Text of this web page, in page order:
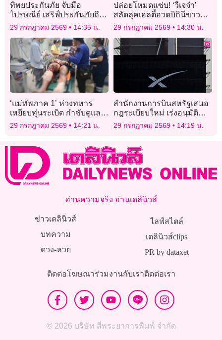
ทิพยประกันภัย จับมือ
ไปรษณีย์ เสริฟ์ประกันภัยถึง
มือชาวบ้าน รุกตลาดลูกค้า
รายย่อย
29 กรกฎาคม 2569 14:35 น.
ปล่อยโหมดแซ่บ! ‘วีเจจ๋า’
สลัดลุคเฮลตี้อวดบิกินีขาวท้า
แดดริมทะเล หุ่นฟิตเฟิร์มจน
แฟนๆ แห่ชม
29 กรกฎาคม 2569 14:30 น.
‘แม่ทัพภาค 1’ ห่วงทหาร
เหยียบทุ่นระเบิด กำชับดูแล
อย่างดีที่สุด
29 กรกฎาคม 2569 14:21 น.
สำนักงานการบินสหรัฐเสนอ
กฎระเบียบใหม่ เร่งอนุมัติ
ภารกิจอวกาศเชิงพาณิชย์
29 กรกฎาคม 2569 14:19 น.
อ่านความจริง อ่านเดลินิวส์
ข่าวเดลินิวส์
บทความ
ดวง-หวย
ไลฟ์สไตล์
เดลินิวส์clips
PR by dataxet
ติดต่อโฆษณาร่วมงานกับเราติดต่อเรา
© 2026 บริษัท สี่พระยาการพิมพ์ จำกัด